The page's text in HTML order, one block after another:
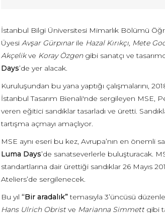
İstanbul Bilgi Üniversitesi Mimarlık Bölümü
ÜyesiAvşar Gürpınarile Hazal Kırıkçı, Mete
Akçelikve Koray Özgengibi sanatçı ve
Days’de yer alacak.
Kuruluşundan bu yana yaptığı çalışmalarını,
İstanbul Tasarım Bienali'nde sergileyen MSE,
veren eğitici sandıklar tasarladı ve üretti.
tartışma açmayı amaçlıyor.
MSE aynı eseri bu kez, Avrupa’nın en
Luma Days’de sanatseverlerle buluşturacak.
standartlarına dair ürettiği sandıklar 26 Mayıs
Ateliers’de sergilenecek.
Bu yıl “Bir aradalık”temasıyla 3’üncüsü
Hans Ulrich Obristve Marianna Simmett gibi